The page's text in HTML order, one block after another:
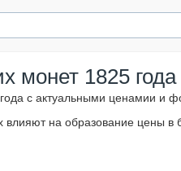
монет 1825 года
с актуальными ценамии и
влияют на образование цены